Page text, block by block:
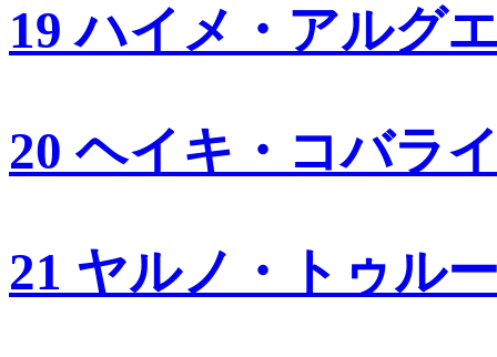
19 ハイメ・アルグ
20 ヘイキ・コバラ
21 ヤルノ・トゥル